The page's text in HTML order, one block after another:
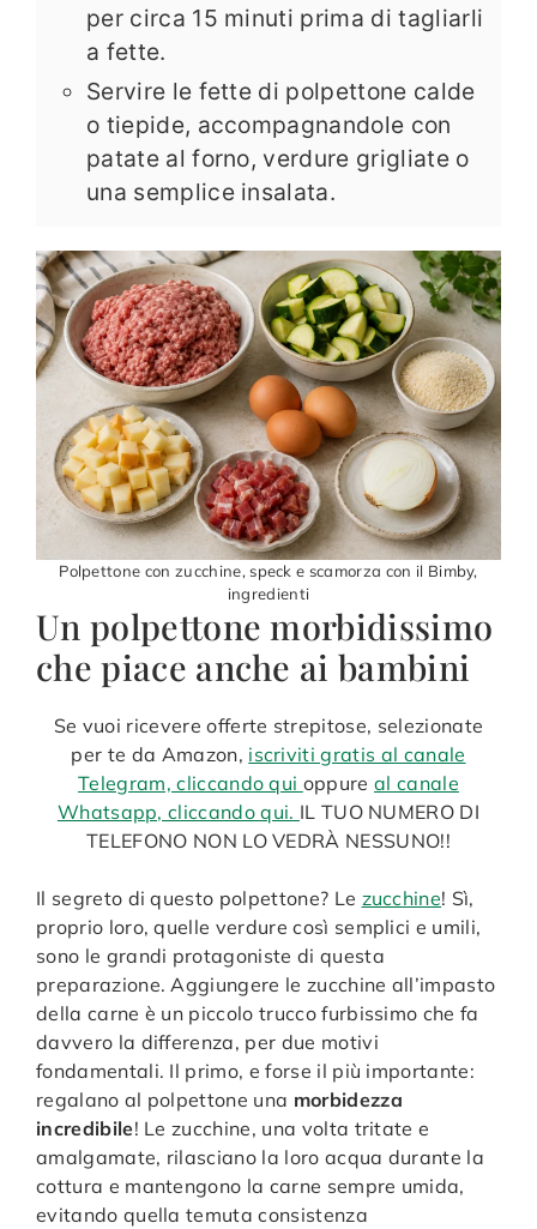
per circa 15 minuti prima di tagliarli
a fette.
Servire le fette di polpettone calde
o tiepide, accompagnandole con
patate al forno, verdure grigliate o
una semplice insalata.
Polpettone con zucchine, speck e scamorza con il Bimby,
ingredienti
Un polpettone morbidissimo
che piace anche ai bambini
Se vuoi ricevere offerte strepitose, selezionate
per te da Amazon, iscriviti gratis al canale
Telegram, cliccando qui oppureal canale
Whatsapp, cliccando qui. IL TUO NUMERO DI
TELEFONO NON LO VEDRÀ NESSUNO!!
Il segreto di questo polpettone? Le zucchine! Sì,
proprio loro, quelle verdure così semplici e umili,
sono le grandi protagoniste di questa
preparazione. Aggiungere le zucchine all’impasto
della carne è un piccolo trucco furbissimo che fa
davvero la differenza, per due motivi
fondamentali. Il primo, e forse il più importante:
regalano al polpettone una morbidezza
incredibile! Le zucchine, una volta tritate e
amalgamate, rilasciano la loro acqua durante la
cottura e mantengono la carne sempre umida,
evitando quella temuta consistenza